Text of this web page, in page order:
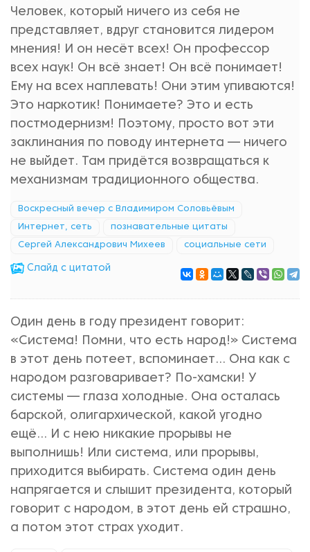
Человек, который ничего из себя не
представляет, вдруг становится лидером
мнения! И он несёт всех! Он профессор
всех наук! Он всё знает! Он всё понимает!
Ему на всех наплевать! Они этим упиваются!
Это наркотик! Понимаете? Это и есть
постмодернизм! Поэтому, просто вот эти
заклинания по поводу интернета — ничего
не выйдет. Там придётся возвращаться к
механизмам традиционного общества.
Воскресный вечер с Владимиром Соловьёвым
Интернет, сеть познавательные цитаты
Сергей Александрович Михеев социальные сети
Cлайд с цитатой
Один день в году президент говорит:
«Система! Помни, что есть народ!» Система
в этот день потеет, вспоминает... Она как с
народом разговаривает? По-хамски! У
системы — глаза холодные. Она осталась
барской, олигархической, какой угодно
ещё... И с нею никакие прорывы не
выполнишь! Или система, или прорывы,
приходится выбирать. Система один день
напрягается и слышит президента, который
говорит с народом, в этот день ей страшно,
а потом этот страх уходит.